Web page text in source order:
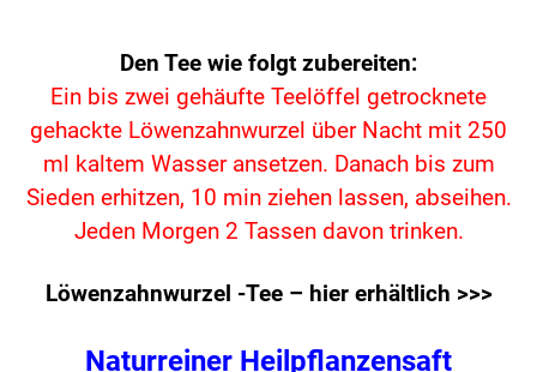
Den Tee wie folgt zubereiten:
Ein bis zwei gehäufte Teelöffel getrocknete
gehackte Löwenzahnwurzel über Nacht mit 250
ml kaltem Wasser ansetzen. Danach bis zum
Sieden erhitzen, 10 min ziehen lassen, abseihen.
Jeden Morgen 2 Tassen davon trinken.
Löwenzahnwurzel -Tee – hier erhältlich >>>
Naturreiner Heilpflanzensaft